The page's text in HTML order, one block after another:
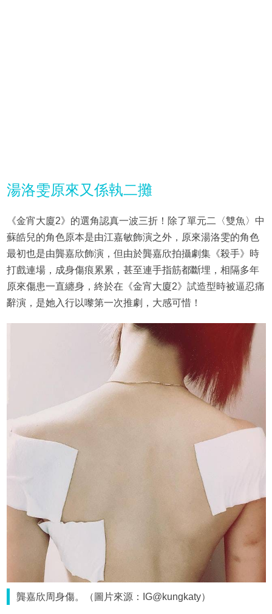
湯洛雯原來又係執二攤
《金宵大廈2》的選角認真一波三折！除了單元二〈雙魚〉中
蘇皓兒的角色原本是由江嘉敏飾演之外，原來湯洛雯的角色
最初也是由龔嘉欣飾演，但由於龔嘉欣拍攝劇集《殺手》時
打戲連場，成身傷痕累累，甚至連手指筋都斷埋，相隔多年
原來傷患一直纏身，終於在《金宵大廈2》試造型時被逼忍痛
辭演，是她入行以嚟第一次推劇，大感可惜！
龔嘉欣周身傷。（圖片來源：IG@kungkaty）